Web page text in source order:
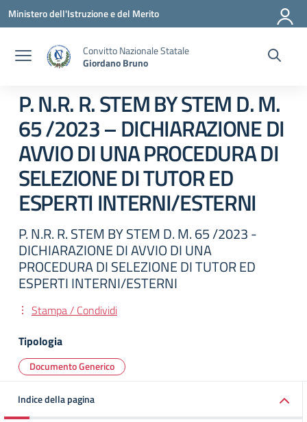
Vai ai contenuti
Vai al menu di navigazione
Vai al footer
Ministero dell'Istruzione e del Merito
Convitto Nazionale Statale
Giordano Bruno
P. N.R. R. STEM BY STEM D. M.
65 /2023 – DICHIARAZIONE DI
AVVIO DI UNA PROCEDURA DI
SELEZIONE DI TUTOR ED
ESPERTI INTERNI/ESTERNI
P. N.R. R. STEM BY STEM D. M. 65 /2023 -
DICHIARAZIONE DI AVVIO DI UNA
PROCEDURA DI SELEZIONE DI TUTOR ED
ESPERTI INTERNI/ESTERNI
Stampa / Condividi
Tipologia
Documento Generico
Indice della pagina